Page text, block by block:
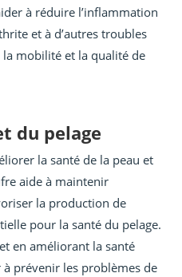
à réduire l’inflammation
et à d’autres troubles
mobilité et la qualité de
du pelage
la santé de la peau et
aide à maintenir
la production de
pour la santé du pelage.
en améliorant la santé
prévenir les problèmes de